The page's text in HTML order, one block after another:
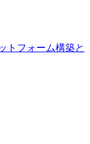
トフォーム構築と